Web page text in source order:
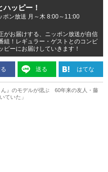
ッピー！
ポン放送 月～木 8:00～11:00
がお届けする、ニッポン放送が自信
組！レギュラー・ゲストとのコンビ
ピーにお届けしていきます！
送る はてな
ん』のモデルが偲ぶ 60年来の友人・藤
ていた」